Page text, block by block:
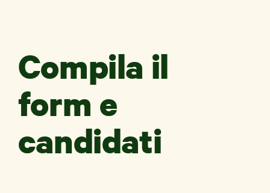
Compila il
form e
candidati